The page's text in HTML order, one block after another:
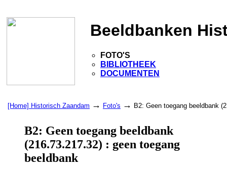
Beeldbanken
FOTO'S
BIBLIOTHEEK
DOCUMENTEN
[Home] Historisch Zaandam → Foto's → B2: Geen toegang beeldbank
B2: Geen toegang beeldbank
(216.73.217.32) : geen toegang
beeldbank